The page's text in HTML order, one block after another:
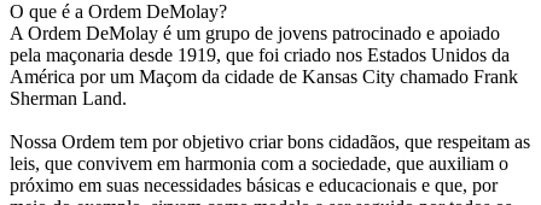
O que é a Ordem DeMolay?
A Ordem DeMolay é um grupo de jovens patrocinado e apoiado
pela maçonaria desde 1919, que foi criado nos Estados Unidos da
América por um Maçom da cidade de Kansas City chamado Frank
Sherman Land.
Nossa Ordem tem por objetivo criar bons cidadãos, que respeitam as
leis, que convivem em harmonia com a sociedade, que auxiliam o
próximo em suas necessidades básicas e educacionais e que, por